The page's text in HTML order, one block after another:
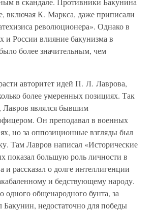
включая К. Маркса, даже приписали
революционера». Однако в
и России влияние бакунизма в
более значительным, чем
авторитет идей П. Л. Лаврова,
более умеренных позициях. Так
Лавров являлся бывшим
Он преподавал в военных
но за оппозиционные взгляды был
Там Лавров написал «Исторические
показал большую роль личности в
и рассказал о долге интеллигенции
и бедствующему народу.
одного общенародного бунта, за
Бакунин, недостаточно для победы